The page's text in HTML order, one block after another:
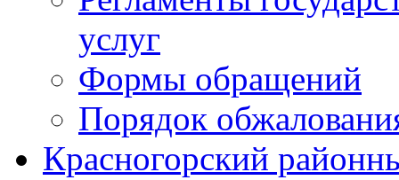
услуг
Формы обращений
Порядок
Красногорский